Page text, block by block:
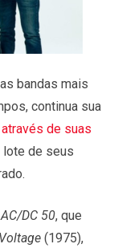
bandas mais
continua sua
através de suas
lote de seus
AC/DC 50, que
(1975),